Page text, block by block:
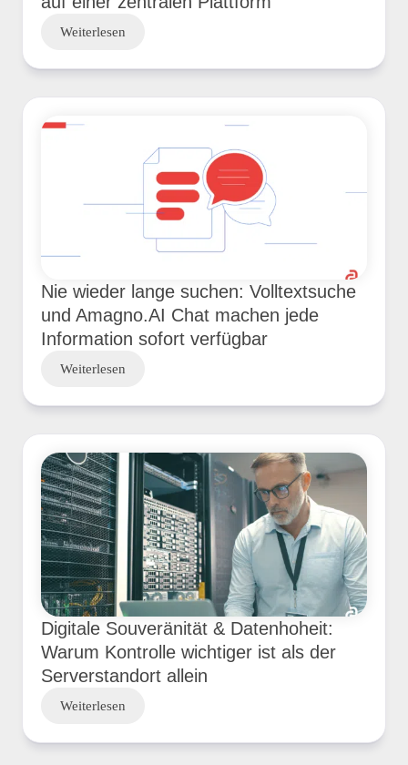
Weiterlesen
Nie wieder lange suchen: Volltextsuche
und Amagno.AI Chat machen jede
Information sofort verfügbar
Weiterlesen
Digitale Souveränität & Datenhoheit:
Warum Kontrolle wichtiger ist als der
Serverstandort allein
Weiterlesen